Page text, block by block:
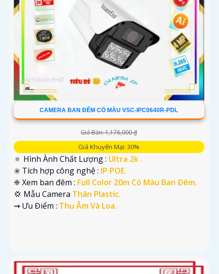
CAMERA BAN ĐÊM CÓ MÀU VSC-IPC0640R-PDL
Giá Bán: 1,176,000 ₫
Giá Khuyến Mại: 30%
🔅 Hình Ành Chất Lượng : Ultra 2k .
✳️ Tích hợp công nghệ : IP POE.
❈ Xem ban đêm : Full Color 20m Có Màu Ban Ðêm.
💢 Mẫu Camera Thân Plastic.
️⇝ Ưu Điểm : Thu Âm Và Loa.